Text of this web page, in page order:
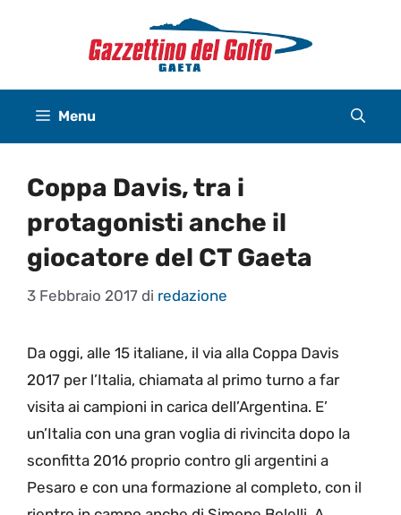
Menu
Coppa Davis, tra i
protagonisti anche il
giocatore del CT Gaeta
3 Febbraio 2017 di redazione
Da oggi, alle 15 italiane, il via alla Coppa Davis
2017 per l’Italia, chiamata al primo turno a far
visita ai campioni in carica dell’Argentina. E’
un’Italia con una gran voglia di rivincita dopo la
sconfitta 2016 proprio contro gli argentini a
Pesaro e con una formazione al completo, con il